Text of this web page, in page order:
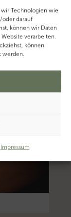
Technologien wie
oder darauf
können wir Daten
verarbeiten.
können
werden.
Impressum